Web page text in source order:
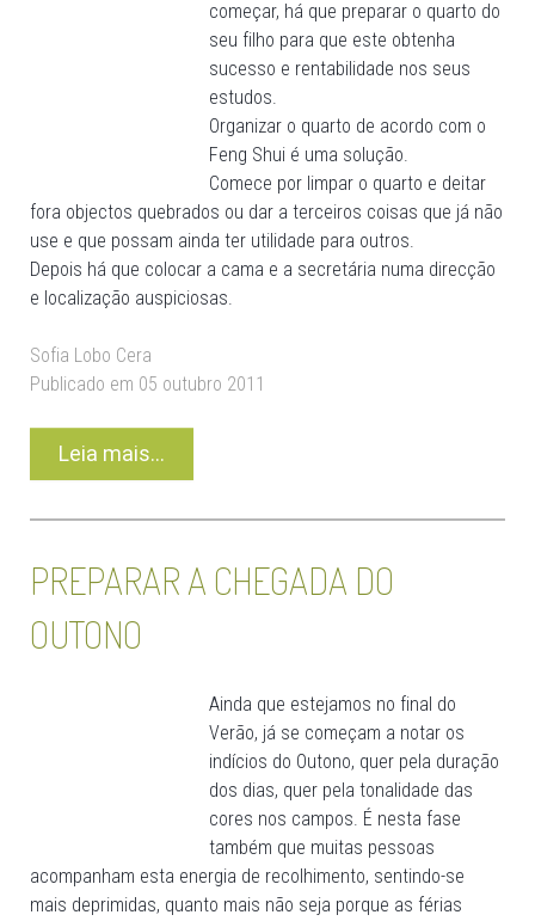
começar, há que preparar o quarto do
seu filho para que este obtenha
sucesso e rentabilidade nos seus
estudos.
Organizar o quarto de acordo com o
Feng Shui é uma solução.
Comece por limpar o quarto e deitar
fora objectos quebrados ou dar a terceiros coisas que já não
use e que possam ainda ter utilidade para outros.
Depois há que colocar a cama e a secretária numa direcção
e localização auspiciosas.
Sofia Lobo Cera
Publicado em 05 outubro 2011
Leia mais...
PREPARAR A CHEGADA DO
OUTONO
Ainda que estejamos no final do
Verão, já se começam a notar os
indícios do Outono, quer pela duração
dos dias, quer pela tonalidade das
cores nos campos. É nesta fase
também que muitas pessoas
acompanham esta energia de recolhimento, sentindo-se
mais deprimidas, quanto mais não seja porque as férias